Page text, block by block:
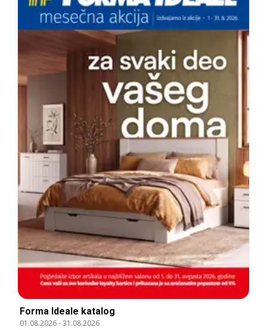
Forma Ideale katalog
01.08.2026-31.08.2026